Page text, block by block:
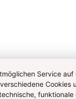
Service auf
Cookies
funktionale